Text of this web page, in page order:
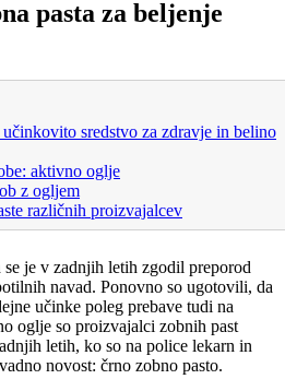
pasta za beljenje
sredstvo za zdravje in belino
aktivno oglje
z ogljem
različnih proizvajalcev
je v zadnjih letih zgodil preporod
navad. Ponovno so ugotovili, da
učinke poleg prebave tudi na
oglje so proizvajalci zobnih past
letih, ko so na police lekarn in
novost: črno zobno pasto.